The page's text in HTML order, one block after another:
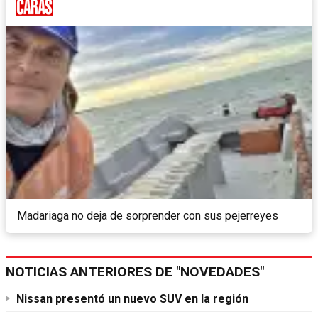
Madariaga no deja de sorprender con sus pejerreyes
NOTICIAS ANTERIORES DE "NOVEDADES"
Nissan presentó un nuevo SUV en la región